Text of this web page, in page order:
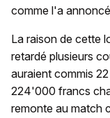
comme l'a
La raison de cette
retardé plusieurs
auraient commis
224'000 francs
remonte au match